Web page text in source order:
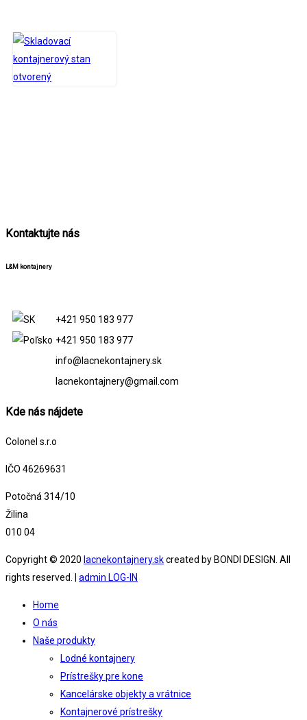
Kontaktujte nás
L&M kontajnery
+421 950 183 977
+421 950 183 977
info@lacnekontajnery.sk
lacnekontajnery@gmail.com
Kde nás nájdete
Colonel s.r.o
IČO 46269631
Potočná 314/10
Žilina
010 04
Copyright © 2020 lacnekontajnery.skcreated by BONDI DESIGN. All
rights reserved. | admin LOG-IN
Home
O nás
Naše produkty
Lodné kontajnery
Prístrešky pre kone
Kancelárske objekty a vrátnice
Kontajnerové prístrešky